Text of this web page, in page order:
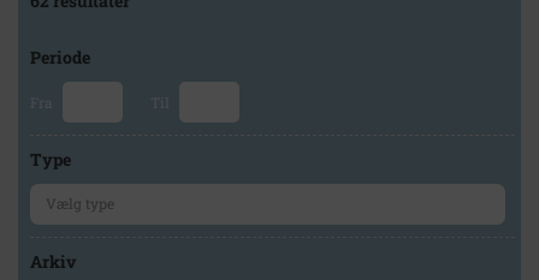
Periode
Fra Til
Type
Arkiv